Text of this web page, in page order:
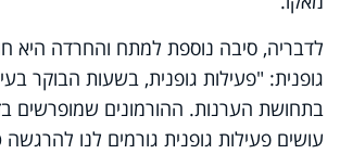
לדבריה, סיבה נוספת למתח והחרדה היא
גופנית: "פעילות גופנית, בשעות הבוקר
בתחושת הערנות. ההורמונים שמופרשים
עושים פעילות גופנית גורמים לנו להרגשה